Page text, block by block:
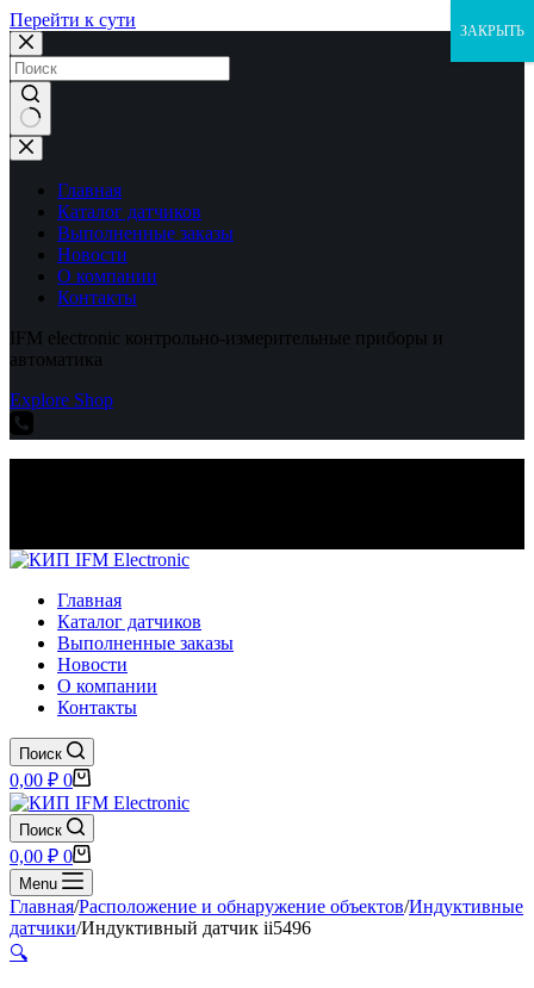
Перейти к сути
Ничего
не
найденоГлавная
Каталог датчиков
Выполненные заказы
Новости
О компании
Контакты
IFM electronic контрольно-измерительные приборы и
автоматика
Explore Shop
Главная
Каталог датчиков
Выполненные заказы
Новости
О компании
Контакты
Поиск
Корзина
0,00 ₽ 0
Поиск
Корзина
0,00 ₽ 0
Menu
Главная/Расположение и обнаружение объектов/Индуктивные
датчики/Индуктивный датчик ii5496
🔍
ЗАКРЫТЬ